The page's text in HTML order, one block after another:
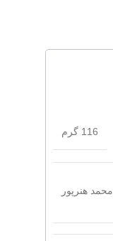
116 گرم
محمد هنرپور